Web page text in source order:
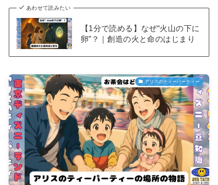
あわせて読みたい
【1分で読める】なぜ“火山の下に
卵”？｜創造の火と命のはじまり
アリスのティーパーティー